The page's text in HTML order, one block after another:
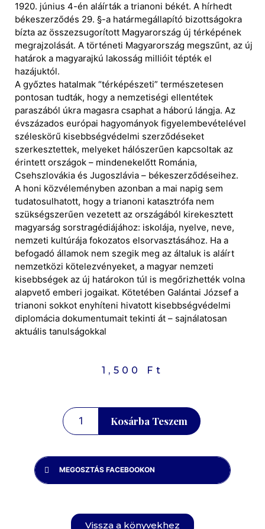
1920. június 4-én aláírták a trianoni békét. A hírhedt
békeszerződés 29. §-a határmegállapító bizottságokra
bízta az összezsugorított Magyarország új térképének
megrajzolását. A történeti Magyarország megszűnt, az új
határok a magyarajkú lakosság millióit tépték el
hazájuktól.
A győztes hatalmak “térképészeti” természetesen
pontosan tudták, hogy a nemzetiségi ellentétek
paraszából úkra magasra csaphat a háború lángja. Az
évszázados európai hagyományok figyelembevételével
széleskörű kisebbségvédelmi szerződéseket
szerkesztettek, melyeket hálószerűen kapcsoltak az
érintett országok – mindenekelőtt Románia,
Csehszlovákia és Jugoszlávia – békeszerződéseihez.
A honi közvéleményben azonban a mai napig sem
tudatosulhatott, hogy a trianoni katasztrófa nem
szükségszerűen vezetett az országából kirekesztett
magyarság sorstragédiájához: iskolája, nyelve, neve,
nemzeti kultúrája fokozatos elsorvasztásához. Ha a
befogadó államok nem szegik meg az általuk is aláírt
nemzetközi kötelezvényeket, a magyar nemzeti
kisebbségek az új határokon túl is megőrizhették volna
alapvető emberi jogaikat. Kötetében Galántai József a
trianoni sokkot enyhíteni hivatott kisebbségvédelmi
diplomácia dokumentumait tekinti át – sajnálatosan
aktuális tanulságokkal
1,500 Ft
Kosárba Teszem
MEGOSZTÁS FACEBOOKON
Vissza a könyvekhez